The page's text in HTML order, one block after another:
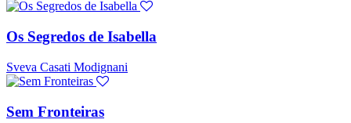
Os Segredos de Isabella
Sveva Casati Modignani
Sem Fronteiras